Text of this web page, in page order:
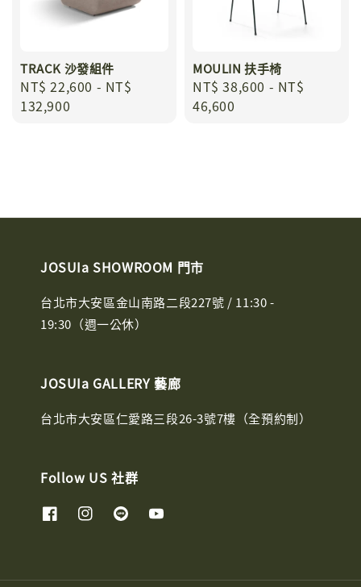
TRACK 沙發組件
Regular
price
NT$ 22,600 - NT$
132,900
MOULIN 扶手椅
Regular
price
NT$ 38,600 - NT$
46,600
JOSUIa SHOWROOM 門市
台北市大安區金山南路二段227號 / 11:30 -
19:30（週一公休）
JOSUIa GALLERY 藝廊
台北市大安區仁愛路三段26-3號7樓（全預約制）
Follow US 社群